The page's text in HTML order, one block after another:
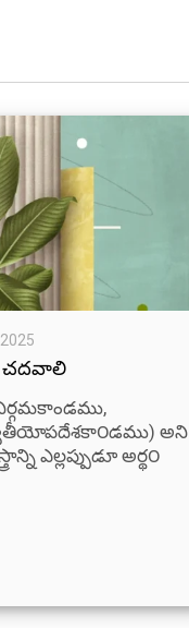
చదవాలి
అని
ఎల్లప్పుడూ అర్థ౦